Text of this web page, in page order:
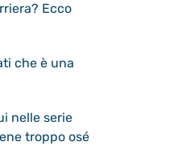
Ecco
che è una
nelle serie
troppo osé